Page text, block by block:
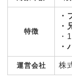
特徴
・
・
・
・
運営会社 株